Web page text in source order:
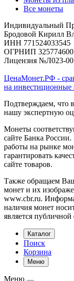
Все монеты
Индивидуальный
Бродовой Кирилл
ИНН 771524033545
ОГРНИП
Лицензия №Л023-
ЦенаМонет.РФ -
на инвестиционные
Подтверждаем, что
нашу экспертную
Монеты
сайте Банка
работы на рынке
гарантировать
сайте товаров.
Также обращаем
монет и их
www.cbr.ru.
наличия монет
является публичной
Каталог
Поиск
Корзина
Меню
Меню